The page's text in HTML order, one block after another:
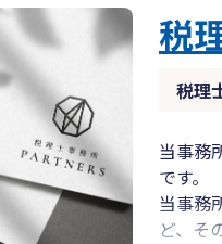
税
税理
当事務
です。
当事務
ど、そ